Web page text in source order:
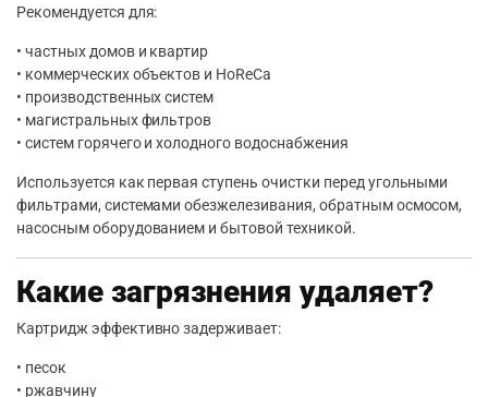
Рекомендуется для:
• частных домов и квартир
• коммерческих объектов и HoReCa
• производственных систем
• магистральных фильтров
• систем горячего и холодного водоснабжения
Используется как первая ступень очистки перед угольными
фильтрами, системами обезжелезивания, обратным осмосом,
насосным оборудованием и бытовой техникой.
Какие загрязнения удаляет?
Картридж эффективно задерживает:
• песок
• ржавчину